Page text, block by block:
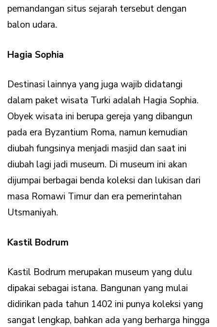
pemandangan situs sejarah tersebut dengan
balon udara.
Hagia Sophia
Destinasi lainnya yang juga wajib didatangi
dalam paket wisata Turki adalah Hagia Sophia.
Obyek wisata ini berupa gereja yang dibangun
pada era Byzantium Roma, namun kemudian
diubah fungsinya menjadi masjid dan saat ini
diubah lagi jadi museum. Di museum ini akan
dijumpai berbagai benda koleksi dan lukisan dari
masa Romawi Timur dan era pemerintahan
Utsmaniyah.
Kastil Bodrum
Kastil Bodrum merupakan museum yang dulu
dipakai sebagai istana. Bangunan yang mulai
didirikan pada tahun 1402 ini punya koleksi yang
sangat lengkap, bahkan ada yang berharga hingga